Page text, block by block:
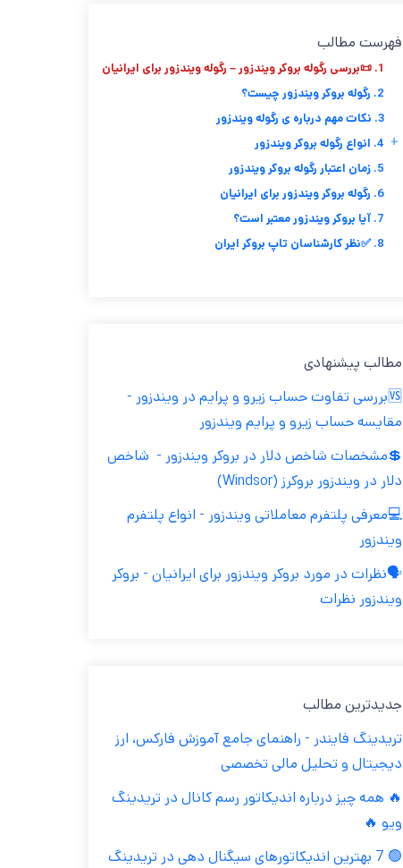
فهرست مطالب
1. 📜بررسی رگوله بروکر ویندزور – رگوله ویندزور برای ایرانیان
2. رگوله بروکر ویندزور چیست؟
3. نکات مهم درباره ی رگوله ویندزور
4. انواع رگوله بروکر ویندزور +
5. زمان اعتبار رگوله بروکر ویندزور
6. رگوله بروکر ویندزور برای ایرانیان
7. آیا بروکر ویندزور معتبر است؟
8. ✅نظر کارشناسان تاپ بروکر ایران
مطالب پیشنهادی
🆚بررسی تفاوت حساب زیرو و پرایم در ویندزور -
مقایسه حساب زیرو و پرایم ویندزور
💲مشخصات شاخص دلار در بروکر ویندزور - ‫ شاخص
دلار در ویندزور بروکرز (Windsor)
💻معرفی پلتفرم معاملاتی ویندزور - انواع پلتفرم
ویندزور
🗣️نظرات در مورد بروکر ویندزور برای ایرانیان - بروکر
ویندزور نظرات
جدیدترین مطالب
تریدینگ فایندر - راهنمای جامع آموزش فارکس، ارز
دیجیتال و تحلیل مالی تخصصی
🔥 همه چیز درباره اندیکاتور رسم کانال در تریدینگ
ویو 🔥
🟢 7 بهترین اندیکاتورهای سیگنال دهی در تریدینگ